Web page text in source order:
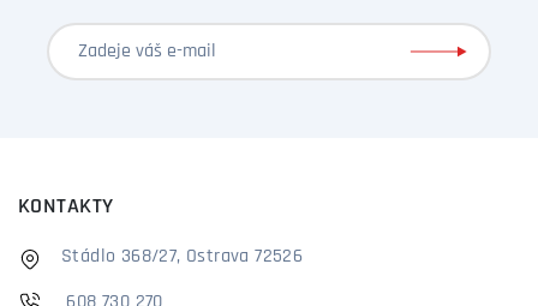
KONTAKTY
Stádlo 368/27, Ostrava 72526